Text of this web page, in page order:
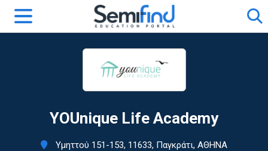
YOUnique Life Academy
Υμηττού 151-153, 11633, Παγκράτι, ΑΘΗΝΑ